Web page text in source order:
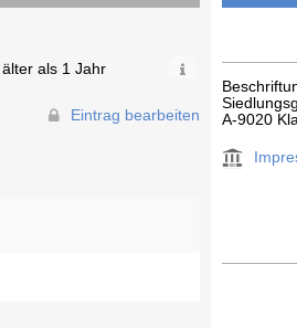
älter als 1 Jahr
Eintrag bearbeiten
A-9020